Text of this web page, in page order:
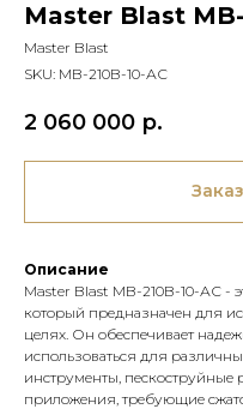
Master Blast
Master Blast
SKU: MB-210B-10-АС
2 060 000 р.
Описание
Master Blast MB-210B-10-АС -
который предназначен для
целях. Он обеспечивает
использоваться для
инструменты, пескоструйные
приложения, требующие